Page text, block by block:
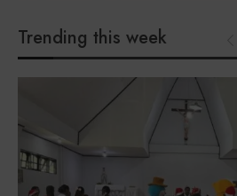
Trending this week